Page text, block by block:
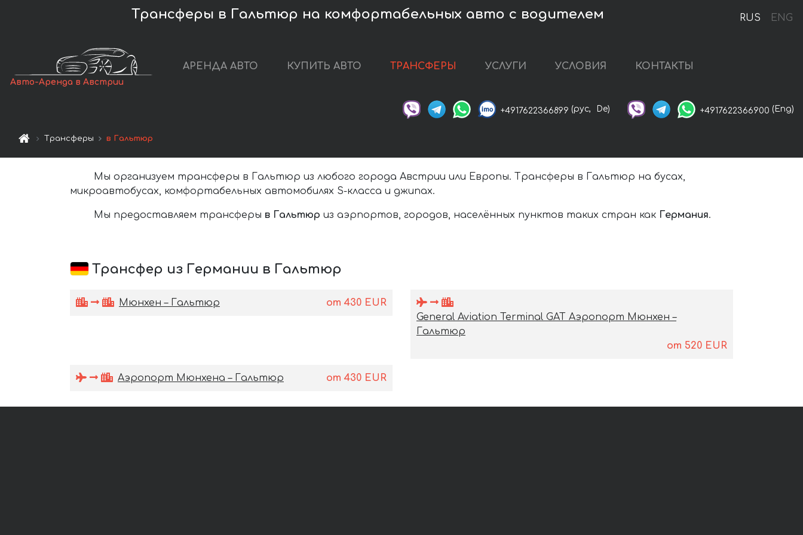
RUS ENG
Трансферы в Гальтюр на комфортабельных авто с водителем
Авто-Аренда в Австрии
АРЕНДА АВТО КУПИТЬ АВТО ТРАНСФЕРЫ УСЛУГИ УСЛОВИЯ КОНТАКТЫ
+4917622366899 (рус, De) +4917622366900 (Eng)
Трансферы в Гальтюр
Мы организуем трансферы в Гальтюр из любого города Австрии или Европы. Трансферы в Гальтюр на бусах,
микроавтобусах, комфортабельных автомобилях S-класса и джипах.
Мы предоставляем трансферы в Гальтюр из аэрпортов, городов, населённых пунктов таких стран как Германия.
Трансфер из Германии в Гальтюр
Мюнхен – Гальтюр от 430 EUR
General Aviation Terminal GAT Аэропорт Мюнхен –
Гальтюр
от 520 EUR
Аэропорт Мюнхена – Гальтюр от 430 EUR